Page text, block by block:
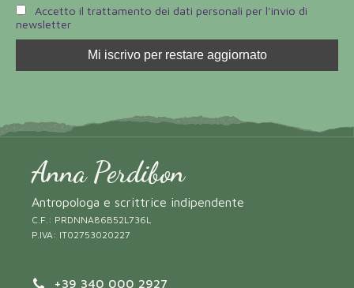
Accetto il trattamento dei dati personali per l'invio di
newsletter
Anna Perdibon
Antropologa e scrittrice indipendente
C.F.: PRDNNA86B52L736L
P.IVA: IT02753020227
+39 340 000 2927